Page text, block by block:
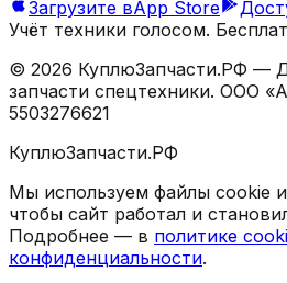
Загрузите вApp Store
Учёт техники голосом.
© 2026 КуплюЗапчасти.РФ —
запчасти спецтехники. ООО
5503276621
КуплюЗапчасти.РФ
Мы используем файлы cookie
чтобы сайт работал и
Подробнее — в политике
конфиденциальности.